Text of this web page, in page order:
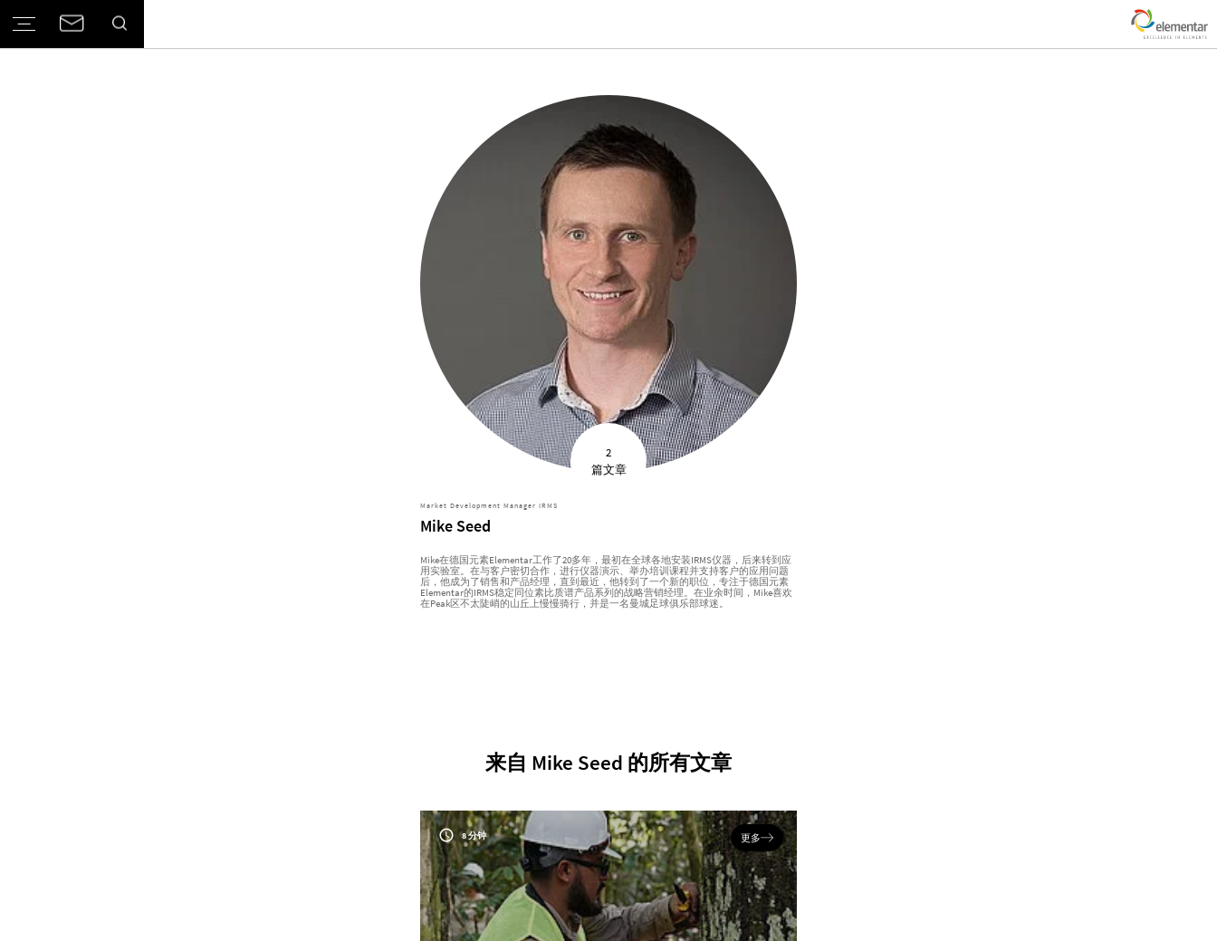
2
篇文章
Market Development Manager IRMS
Mike Seed
Mike在德国元素Elementar工作了20多年，最初在全球各地安装IRMS仪器，后来转到应
用实验室。在与客户密切合作，进行仪器演示、举办培训课程并支持客户的应用问题
后，他成为了销售和产品经理，直到最近，他转到了一个新的职位，专注于德国元素
Elementar的IRMS稳定同位素比质谱产品系列的战略营销经理。在业余时间，Mike喜欢
在Peak区不太陡峭的山丘上慢慢骑行，并是一名曼城足球俱乐部球迷。
来自 Mike Seed 的所有文章
8 分钟 更多